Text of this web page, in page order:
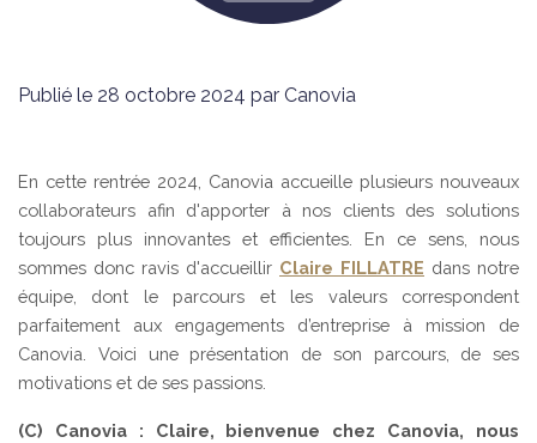
Publié le 28 octobre 2024 par Canovia
En cette rentrée 2024, Canovia accueille plusieurs nouveaux
collaborateurs afin d'apporter à nos clients des solutions
toujours plus innovantes et efficientes. En ce sens, nous
sommes donc ravis d'accueillir Claire FILLATRE dans notre
équipe, dont le parcours et les valeurs correspondent
parfaitement aux engagements d’entreprise à mission de
Canovia. Voici une présentation de son parcours, de ses
motivations et de ses passions.
(C) Canovia : Claire, bienvenue chez Canovia, nous